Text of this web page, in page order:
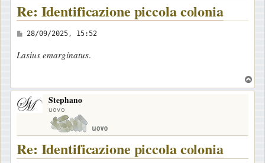
Re: Identificazione piccola colonia
M
s
a
g
o
28/09/2025, 15:52
Lasius emarginatus.
o
Stephano
uovo
Re: Identificazione piccola colonia